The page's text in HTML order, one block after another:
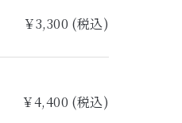
￥3,300 (税込)
￥4,400 (税込)